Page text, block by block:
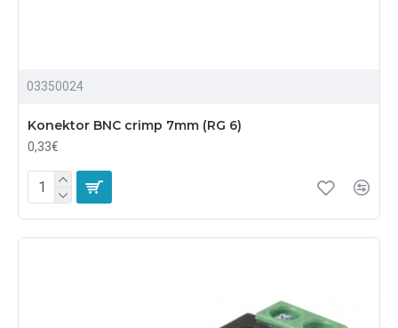
03350024
Konektor BNC crimp 7mm (RG 6)
0,33€